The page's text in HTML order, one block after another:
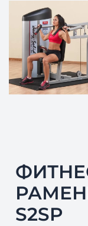
S2SP